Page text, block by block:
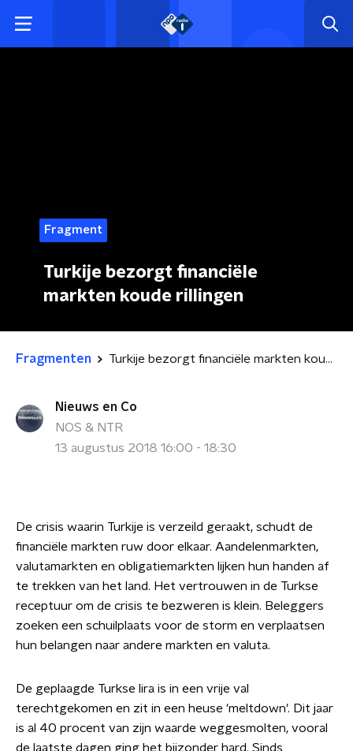
Fragment
Turkije bezorgt financiële
markten koude rillingen
Fragmenten Turkije bezorgt financiële markten koude rillingen
Nieuws en Co
NOS & NTR
13 augustus 2018 16:00 - 18:30
De crisis waarin Turkije is verzeild geraakt, schudt de
financiële markten ruw door elkaar. Aandelenmarkten,
valutamarkten en obligatiemarkten lijken hun handen af
te trekken van het land. Het vertrouwen in de Turkse
receptuur om de crisis te bezweren is klein. Beleggers
zoeken een schuilplaats voor de storm en verplaatsen
hun belangen naar andere markten en valuta.
De geplaagde Turkse lira is in een vrije val
terechtgekomen en zit in een heuse 'meltdown'. Dit jaar
is al 40 procent van zijn waarde weggesmolten, vooral
de laatste dagen ging het bijzonder hard. Sinds